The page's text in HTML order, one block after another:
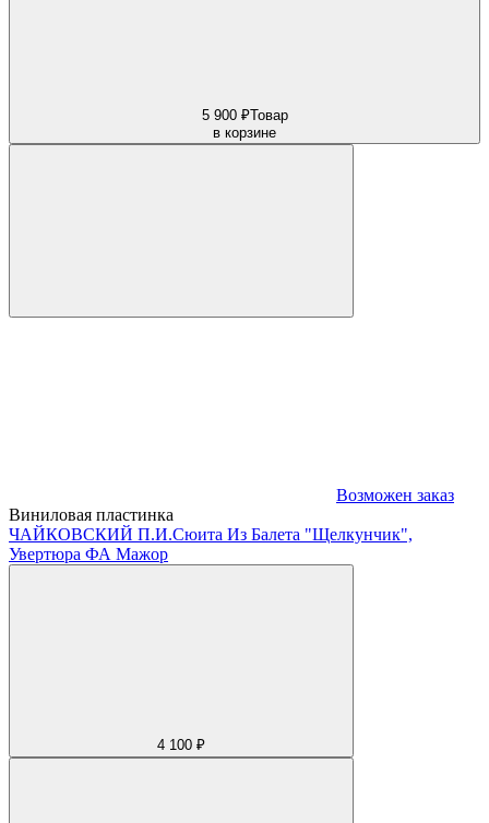
5 900 ₽Товар
в корзине
Возможен заказ
Виниловая пластинка
ЧАЙКОВСКИЙ П.И.Сюита Из Балета "Щелкунчик",
Увертюра ФА Мажор
4 100 ₽